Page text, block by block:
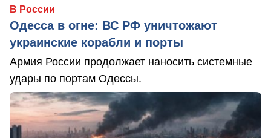
В России
Одесса в огне: ВС РФ уничтожают
украинские корабли и порты
Армия России продолжает наносить системные
удары по портам Одессы.